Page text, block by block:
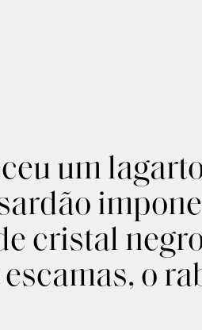
um
cristal
o